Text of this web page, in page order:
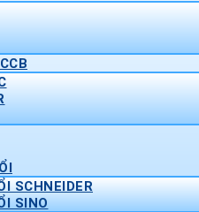
SCHNEIDER
SINO